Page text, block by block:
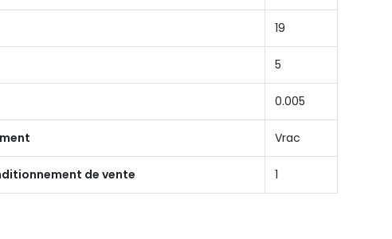
19
5
0.005
Vrac
de vente 1